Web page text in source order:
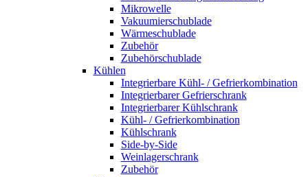
Mikrowelle
Vakuumierschublade
Wärmeschublade
Zubehör
Zubehörschublade
Kühlen
Integrierbare Kühl- / Gefrierkombination
Integrierbarer Gefrierschrank
Integrierbarer Kühlschrank
Kühl- / Gefrierkombination
Kühlschrank
Side-by-Side
Weinlagerschrank
Zubehör